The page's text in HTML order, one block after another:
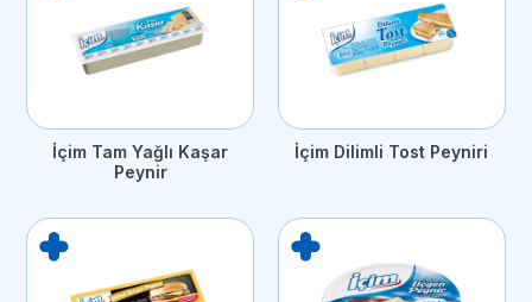
İçim Tam Yağlı Kaşar
Peynir
İçim Dilimli Tost Peyniri